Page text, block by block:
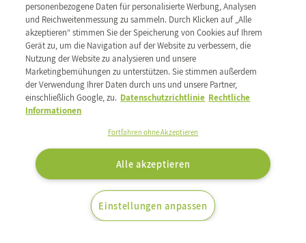
ZAC des Radars
1 & 3, rue René Clair
91350 Grigny - France
TEL : 01 69 02 57 00
FAX : 01 69 02 57 20
Folge uns auf:
Unsere Gruppe
Was uns bewegt
Unser Netzwerk
Unsere CSR-Verpflichtungen
ECF Group
Ethik und Wachsamkeit
Unsere Geschichte
Berufe
Unser Know-how
Unser Serviceangebot
Unsere Marken
Allgemeine NutzungsbedingungenRechtliche Hinweise
©2026. All rights reserved, ECF Group
personenbezogene Daten für personalisierte Werbung, Analysen
und Reichweitenmessung zu sammeln. Durch Klicken auf „Alle
akzeptieren“ stimmen Sie der Speicherung von Cookies auf Ihrem
Gerät zu, um die Navigation auf der Website zu verbessern, die
Nutzung der Website zu analysieren und unsere
Marketingbemühungen zu unterstützen. Sie stimmen außerdem
der Verwendung Ihrer Daten durch uns und unsere Partner,
einschließlich Google, zu. Datenschutzrichtlinie Rechtliche
Informationen
Fortfahren ohne Akzeptieren
Alle akzeptieren
Einstellungen anpassen